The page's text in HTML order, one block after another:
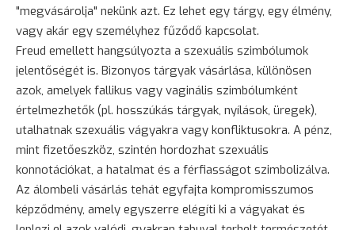
"megvásárolja" nekünk azt. Ez lehet egy tárgy, egy élmény,
vagy akár egy személyhez fűződő kapcsolat.
Freud emellett hangsúlyozta a szexuális szimbólumok
jelentőségét is. Bizonyos tárgyak vásárlása, különösen
azok, amelyek fallikus vagy vaginális szimbólumként
értelmezhetők (pl. hosszúkás tárgyak, nyílások, üregek),
utalhatnak szexuális vágyakra vagy konfliktusokra. A pénz,
mint fizetőeszköz, szintén hordozhat szexuális
konnotációkat, a hatalmat és a férfiasságot szimbolizálva.
Az álombeli vásárlás tehát egyfajta kompromisszumos
képződmény, amely egyszerre elégíti ki a vágyakat és